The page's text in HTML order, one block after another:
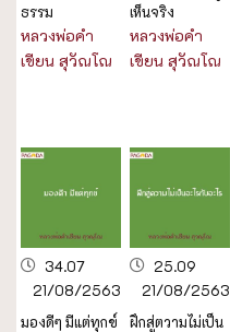
ธรรม
หลวงพ่อคำ
เขียน สุวัณโณ
เห็นจริง
หลวงพ่อคำ
เขียน สุวัณโณ
34.07
21/08/2563
มองดีๆ มีแต่ทุกข์
25.09
21/08/2563
ฝึกสู่ตวามไม่เป็น